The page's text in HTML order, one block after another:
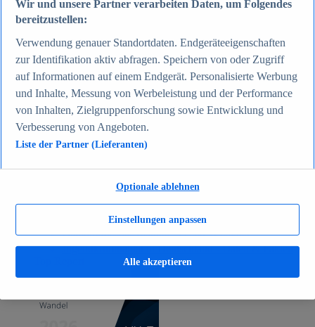
Zum Report
Gesellschaft
Beliebte Statistiken
Aktuelle Statistiken
Bevölkerung Deutschlands nach relevanten
Altersgruppen 2024
Die reichsten Menschen der Welt 2026
Empfänger von Arbeitslosengeld II / Sozialgeld /
Ausländer in Deutschland nach Nationalität 2025
Demografie: Altersstruktur in Deutschland 2024
Demografischer Wandel - Daten & Fakten
Jugendkriminalität in Deutschland - Daten & Fakten
Wir und unsere Partner verarbeiten Daten, um Folgendes
bereitzustellen:
Verwendung genauer Standortdaten. Endgeräteeigenschaften
zur Identifikation aktiv abfragen. Speichern von oder Zugriff
auf Informationen auf einem Endgerät. Personalisierte Werbung
und Inhalte, Messung von Werbeleistung und der Performance
von Inhalten, Zielgruppenforschung sowie Entwicklung und
Verbesserung von Angeboten.
Liste der Partner (Lieferanten)
Einstellungen anpassen
Optionale ablehnen
Alle akzeptieren